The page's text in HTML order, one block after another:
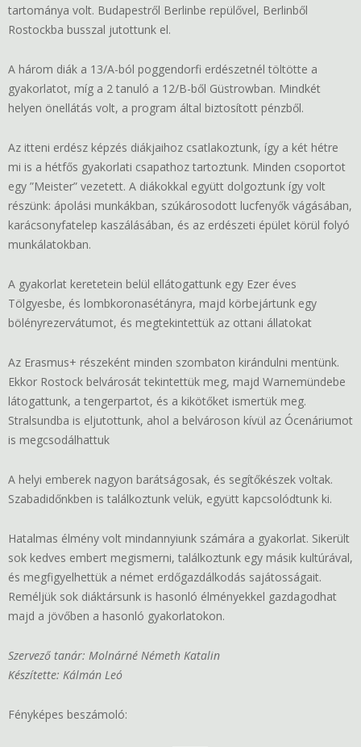
tartománya volt. Budapestről Berlinbe repülővel, Berlinből
Rostockba busszal jutottunk el.
A három diák a 13/A-ból poggendorfi erdészetnél töltötte a
gyakorlatot, míg a 2 tanuló a 12/B-ből Güstrowban. Mindkét
helyen önellátás volt, a program által biztosított pénzből.
Az itteni erdész képzés diákjaihoz csatlakoztunk, így a két hétre
mi is a hétfős gyakorlati csapathoz tartoztunk. Minden csoportot
egy ”Meister” vezetett. A diákokkal együtt dolgoztunk így volt
részünk: ápolási munkákban, szúkárosodott lucfenyők vágásában,
karácsonyfatelep kaszálásában, és az erdészeti épület körül folyó
munkálatokban.
A gyakorlat keretetein belül ellátogattunk egy Ezer éves
Tölgyesbe, és lombkoronasétányra, majd körbejártunk egy
bölényrezervátumot, és megtekintettük az ottani állatokat
Az Erasmus+ részeként minden szombaton kirándulni mentünk.
Ekkor Rostock belvárosát tekintettük meg, majd Warnemündebe
látogattunk, a tengerpartot, és a kikötőket ismertük meg.
Stralsundba is eljutottunk, ahol a belvároson kívül az Ócenáriumot
is megcsodálhattuk
A helyi emberek nagyon barátságosak, és segítőkészek voltak.
Szabadidőnkben is találkoztunk velük, együtt kapcsolódtunk ki.
Hatalmas élmény volt mindannyiunk számára a gyakorlat. Sikerült
sok kedves embert megismerni, találkoztunk egy másik kultúrával,
és megfigyelhettük a német erdőgazdálkodás sajátosságait.
Reméljük sok diáktársunk is hasonló élményekkel gazdagodhat
majd a jövőben a hasonló gyakorlatokon.
Szervező tanár: Molnárné Németh Katalin
Készítette: Kálmán Leó
Fényképes beszámoló: